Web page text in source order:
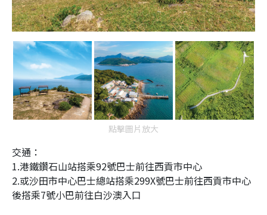
點擊圖片放大
交通：
1.港鐵鑽石山站搭乘92號巴士前往西貢市中心
2.或沙田市中心巴士總站搭乘299X號巴士前往西貢市中心
後搭乘7號小巴前往白沙澳入口